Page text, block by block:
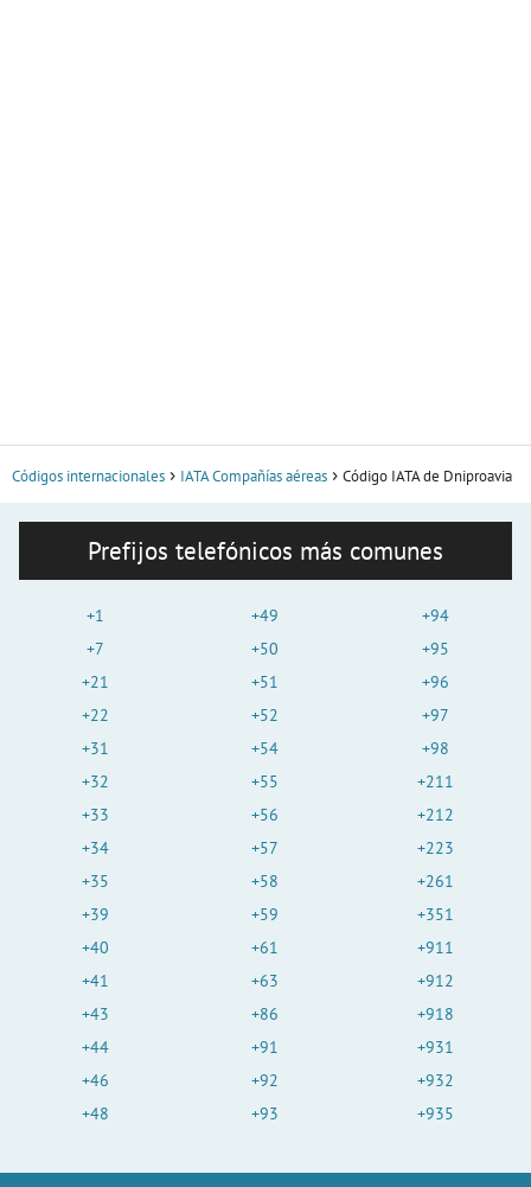
Códigos internacionales IATA Compañías aéreas Código IATA de Dniproavia
Prefijos telefónicos más comunes
+1
+7
+21
+22
+31
+32
+33
+34
+35
+39
+40
+41
+43
+44
+46
+48
+49
+50
+51
+52
+54
+55
+56
+57
+58
+59
+61
+63
+86
+91
+92
+93
+94
+95
+96
+97
+98
+211
+212
+223
+261
+351
+911
+912
+918
+931
+932
+935